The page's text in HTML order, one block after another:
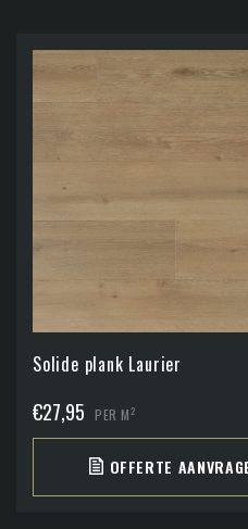
Solide plank Laurier
€27,95 PER M2
OFFERTE